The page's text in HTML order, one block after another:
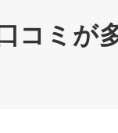
コミが